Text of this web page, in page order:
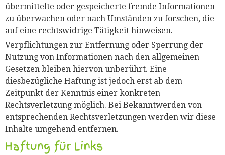
übermittelte oder gespeicherte fremde Informationen
zu überwachen oder nach Umständen zu forschen, die
auf eine rechtswidrige Tätigkeit hinweisen.
Verpflichtungen zur Entfernung oder Sperrung der
Nutzung von Informationen nach den allgemeinen
Gesetzen bleiben hiervon unberührt. Eine
diesbezügliche Haftung ist jedoch erst ab dem
Zeitpunkt der Kenntnis einer konkreten
Rechtsverletzung möglich. Bei Bekanntwerden von
entsprechenden Rechtsverletzungen werden wir diese
Inhalte umgehend entfernen.
Haftung für Links